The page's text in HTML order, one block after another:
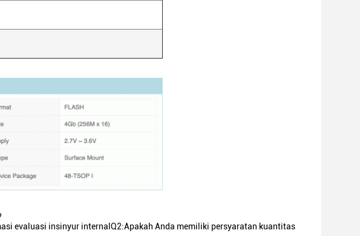
evaluasi insinyur internalQ2:Apakah Anda memiliki persyaratan kuantitas